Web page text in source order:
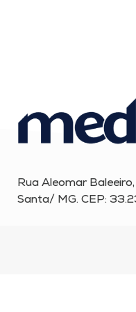
Rua Aleomar
Santa/ MG. CEP: